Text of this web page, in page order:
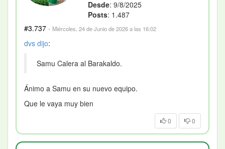
Desde: 9/8/2025
Posts: 1.487
#3.737 · Miércoles, 24 de Junio de 2026 a las 16:02
dvs dijo:
Samu Calera al Barakaldo.
Ánimo a Samu en su nuevo equipo.
Que le vaya muy bien
0 0